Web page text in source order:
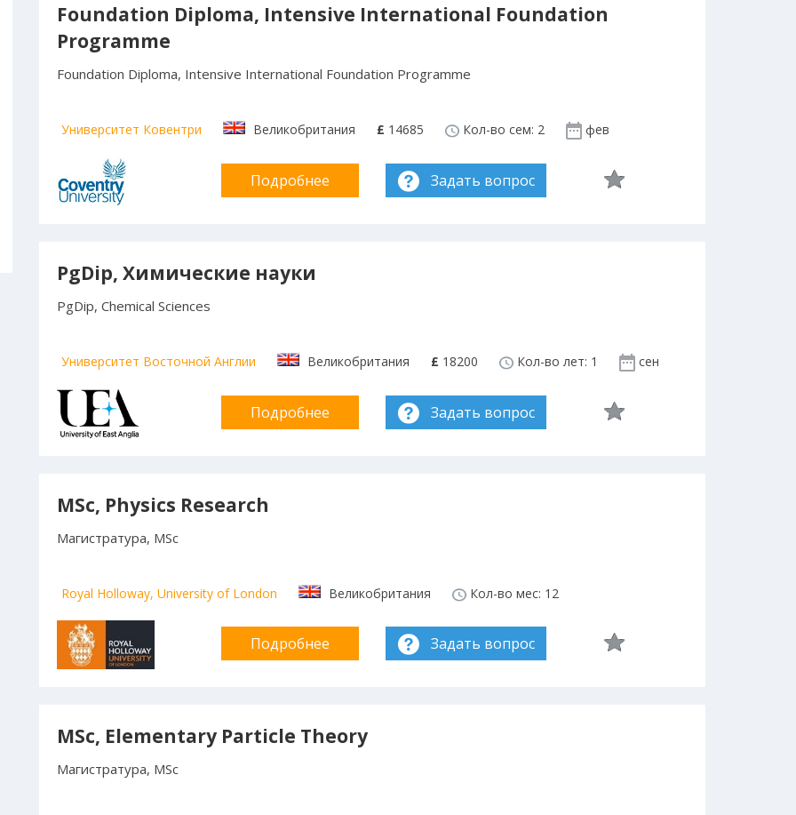
Foundation Diploma, Intensive International Foundation
Programme
Foundation Diploma, Intensive International Foundation Programme
Университет Ковентри Великобритания £ 14685 Кол-во сем: 2 фев
Подробнее Задать вопрос
PgDip, Химические науки
PgDip, Chemical Sciences
Университет Восточной Англии Великобритания £ 18200 Кол-во лет: 1 сен
Подробнее Задать вопрос
MSc, Physics Research
Магистратура, MSc
Royal Holloway, University of London Великобритания Кол-во мес: 12
Подробнее Задать вопрос
MSc, Elementary Particle Theory
Магистратура, MSc